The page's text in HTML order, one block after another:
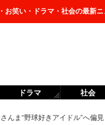
お笑い・ドラマ・社会の最新ニ
んま“野球好きアイドル”へ偏見
ドラマ 社会